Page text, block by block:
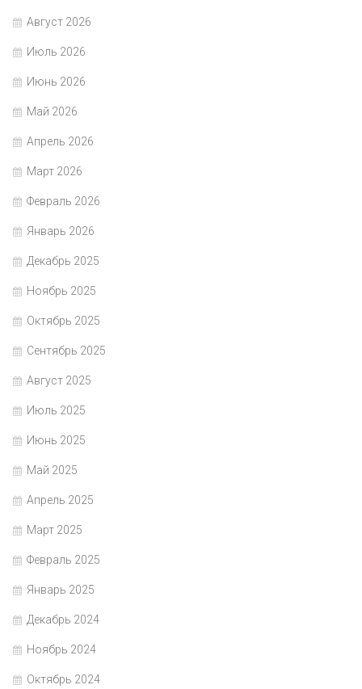
Август 2026
Июль 2026
Июнь 2026
Май 2026
Апрель 2026
Март 2026
Февраль 2026
Январь 2026
Декабрь 2025
Ноябрь 2025
Октябрь 2025
Сентябрь 2025
Август 2025
Июль 2025
Июнь 2025
Май 2025
Апрель 2025
Март 2025
Февраль 2025
Январь 2025
Декабрь 2024
Ноябрь 2024
Октябрь 2024